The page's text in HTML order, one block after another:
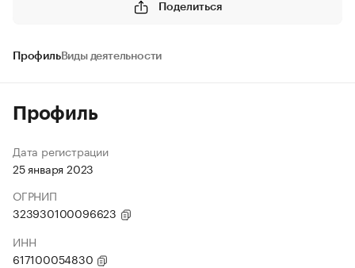
Поделиться
ПрофильВиды деятельности
Профиль
Дата регистрации
25 января 2023
ОГРНИП
323930100096623
ИНН
617100054830